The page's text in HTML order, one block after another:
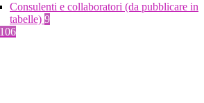
Consulenti e collaboratori (da pubblicare in
tabelle) 9
106